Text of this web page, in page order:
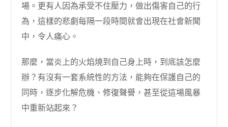
場。更有人因為承受不住壓力，做出傷害自己的行
為，這樣的悲劇每隔一段時間就會出現在社會新聞
中，令人痛心。
那麼，當炎上的火焰燒到自己身上時，到底該怎麼
辦？有沒有一套系統性的方法，能夠在保護自己的
同時，逐步化解危機、修復聲譽，甚至從這場風暴
中重新站起來？